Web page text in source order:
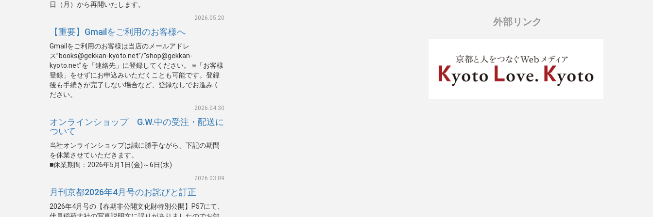
日（月）から再開いたします。
2026.05.20
【重要】Gmailをご利用のお客様へ
Gmailをご利用のお客様は当店のメールアドレ
ス”books@gekkan-kyoto.net”/”shop@gekkan-
kyoto.net”を「連絡先」に登録してください。 ※「お客様
登録」をせずにお申込みいただくことも可能です。登録
後も手続きが完了しない場合など、登録なしでお進みく
ださい。
2026.04.30
オンラインショップ G.W.中の受注・配送に
ついて
当社オンラインショップは誠に勝手ながら、下記の期間
を休業させていただきます。
■休業期間：2026年5月1日(金)～6日(水)
2026.03.09
月刊京都2026年4月号のお詫びと訂正
2026年4月号の【春期非公開文化財特別公開】P57にて、
外部リンク